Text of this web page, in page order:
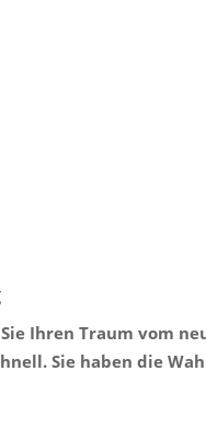
Ihren Traum vom
Sie haben die